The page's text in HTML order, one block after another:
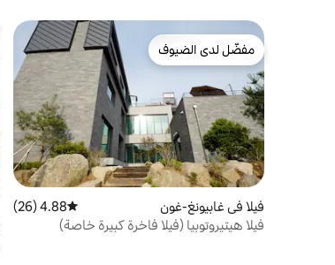
مفضّل لدى الضيوف
مفضّل لدى الضيوف
فيلا في غابيونغ-غون متوسط التقييم 4.88 من 5، 26 مراجعات
4.88 (26)
فيلا هيتيروتوبيا (فيلا فاخرة كبيرة خاصة)